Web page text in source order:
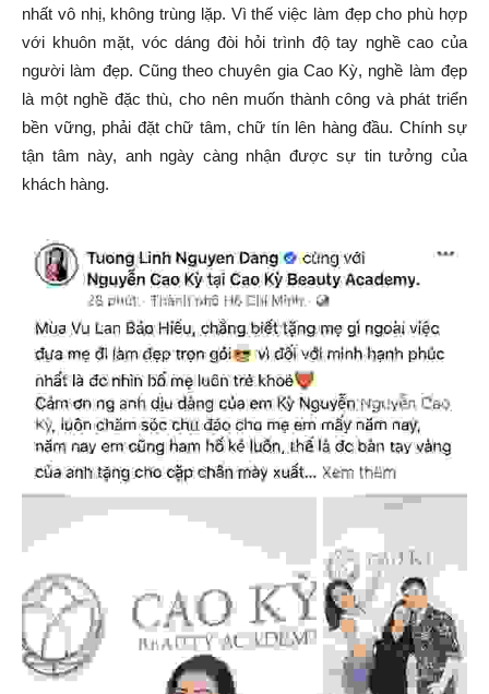
nhất vô nhị, không trùng lặp. Vì thế việc làm đẹp cho phù hợp
với khuôn mặt, vóc dáng đòi hỏi trình độ tay nghề cao của
người làm đẹp. Cũng theo chuyên gia Cao Kỳ, nghề làm đẹp
là một nghề đặc thù, cho nên muốn thành công và phát triển
bền vững, phải đặt chữ tâm, chữ tín lên hàng đầu. Chính sự
tận tâm này, anh ngày càng nhận được sự tin tưởng của
khách hàng.